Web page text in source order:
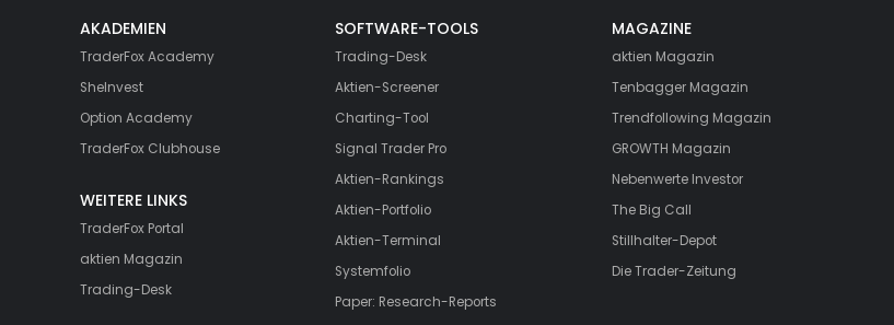
AKADEMIEN
TraderFox Academy
SheInvest
Option Academy
TraderFox Clubhouse
WEITERE LINKS
TraderFox Portal
aktien Magazin
Trading-Desk
SOFTWARE-TOOLS
Trading-Desk
Aktien-Screener
Charting-Tool
Signal Trader Pro
Aktien-Rankings
Aktien-Portfolio
Aktien-Terminal
Systemfolio
Paper: Research-Reports
MAGAZINE
aktien Magazin
Tenbagger Magazin
Trendfollowing Magazin
GROWTH Magazin
Nebenwerte Investor
The Big Call
Stillhalter-Depot
Die Trader-Zeitung